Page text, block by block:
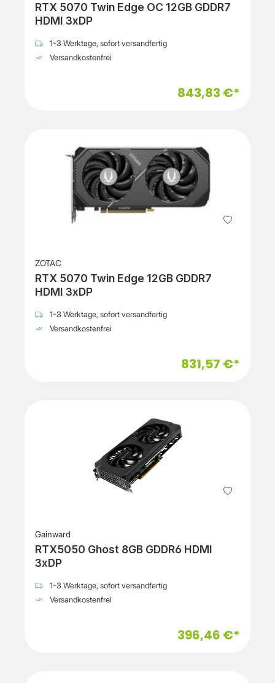
RTX 5070 Twin Edge OC 12GB GDDR7
HDMI 3xDP
1-3 Werktage, sofort versandfertig
Versandkostenfrei
843,83 €*
ZOTAC
RTX 5070 Twin Edge 12GB GDDR7
HDMI 3xDP
1-3 Werktage, sofort versandfertig
Versandkostenfrei
831,57 €*
Gainward
RTX5050 Ghost 8GB GDDR6 HDMI
3xDP
1-3 Werktage, sofort versandfertig
Versandkostenfrei
396,46 €*